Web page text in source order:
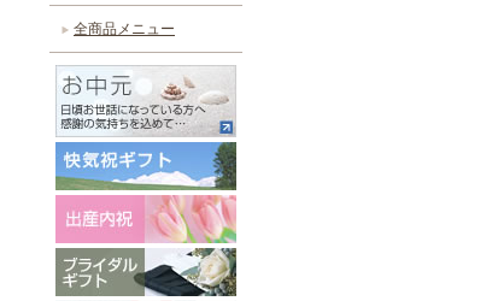
全商品メニュー